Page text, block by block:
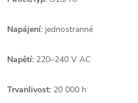
Napájení: jednostranné
Napětí: 220–240 V AC
Trvanlivost: 20 000 h